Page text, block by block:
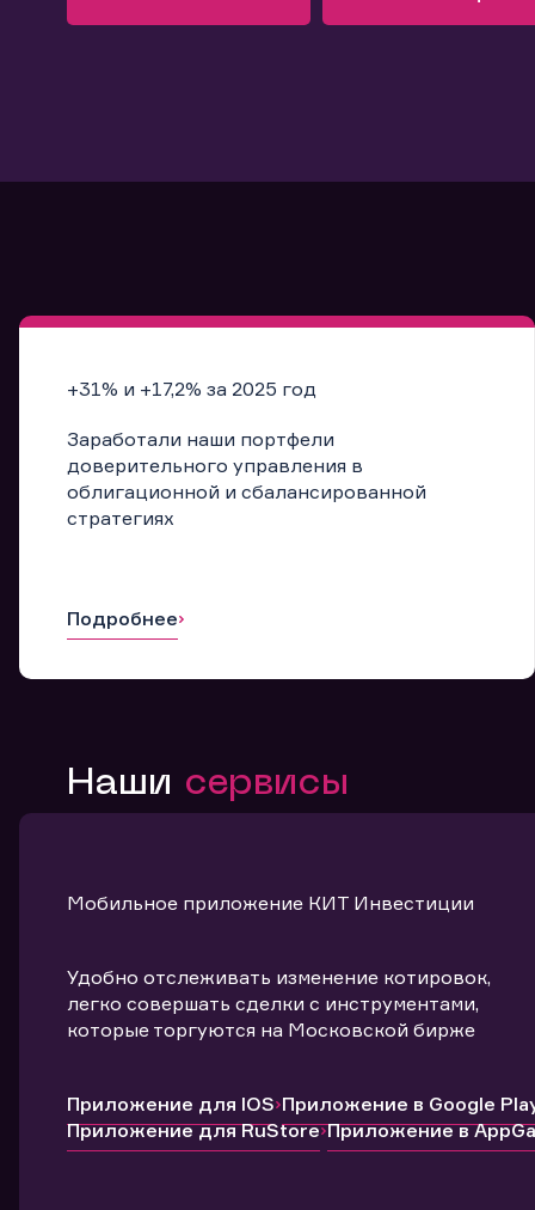
+31% и +17,2% за 2025 год
Заработали наши портфели
доверительного управления в
облигационной и сбалансированной
стратегиях
Подробнее
Наши сервисы
Мобильное приложение КИТ Инвестиции
Удобно отслеживать изменение котировок,
легко совершать сделки с инструментами,
которые торгуются на Московской бирже
Приложение для IOS Приложение в Google
Приложение для RuStore Приложение в